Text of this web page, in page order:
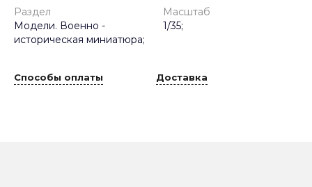
Раздел
Модели. Военно -
историческая миниатюра;
Масштаб
1/35;
Способы оплаты Доставка